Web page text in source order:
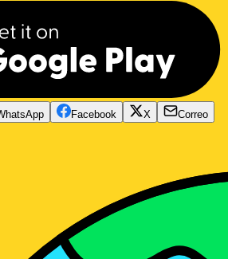
Facebook X
Correo